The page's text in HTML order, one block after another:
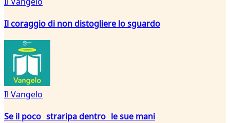
Il coraggio di non distogliere lo sguardo
Il Vangelo
Se il poco straripa dentro le sue mani